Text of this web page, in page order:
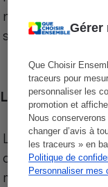
Gérer
Que Choisir
traceurs pour
personnaliser les
promotion et
Nous
changer d’avis à
les traceurs » en
Politique de
Personnaliser mes
niveau de prix
sur le territoire
Les
Les
des produits des
marques de